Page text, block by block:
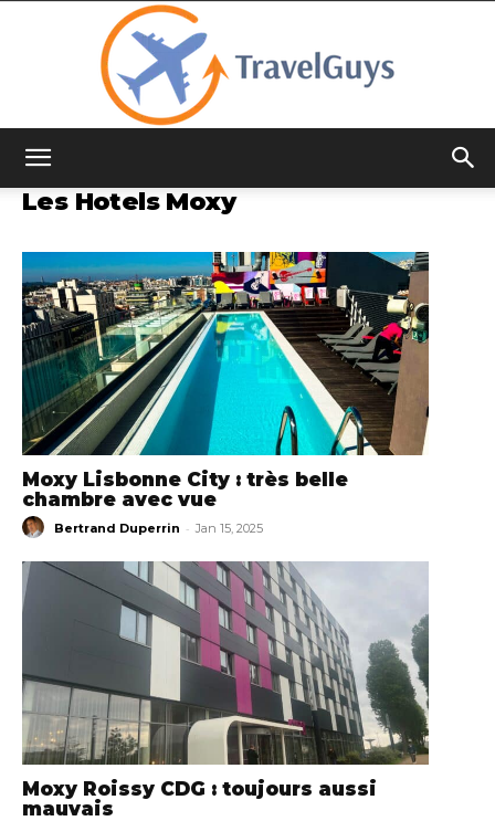
Les Hotels Moxy
Moxy Lisbonne City : très belle
chambre avec vue
Bertrand Duperrin - Jan 15, 2025
Moxy Roissy CDG : toujours aussi
mauvais